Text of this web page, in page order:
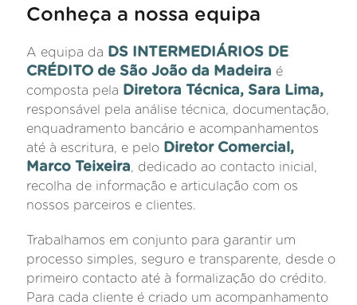
Conheça a nossa equipa
A equipa da DS INTERMEDIÁRIOS DE
CRÉDITO de São João da Madeira é
composta pela Diretora Técnica, Sara Lima,
responsável pela análise técnica, documentação,
enquadramento bancário e acompanhamentos
até à escritura, e pelo Diretor Comercial,
Marco Teixeira, dedicado ao contacto inicial,
recolha de informação e articulação com os
nossos parceiros e clientes.
Trabalhamos em conjunto para garantir um
processo simples, seguro e transparente, desde o
primeiro contacto até à formalização do crédito.
Para cada cliente é criado um acompanhamento